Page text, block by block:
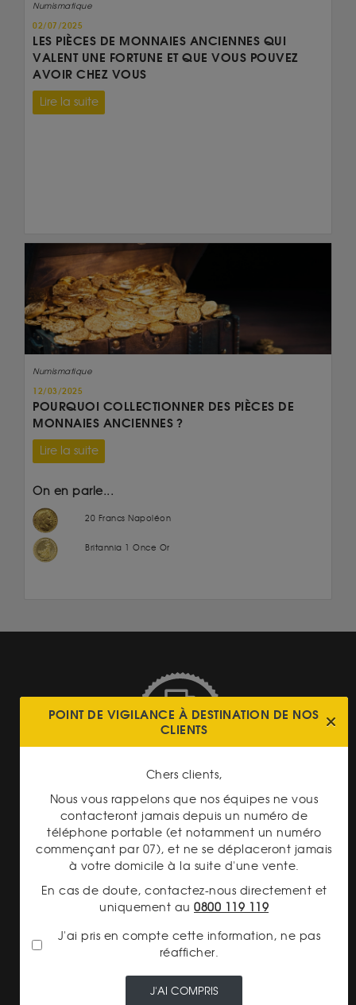
Numismatique
02/07/2025
LES PIÈCES DE MONNAIES ANCIENNES QUI
VALENT UNE FORTUNE ET QUE VOUS POUVEZ
AVOIR CHEZ VOUS
Lire la suite
Numismatique
12/03/2025
POURQUOI COLLECTIONNER DES PIÈCES DE
MONNAIES ANCIENNES ?
Lire la suite
On en parle...
20 Francs Napoléon
Britannia 1 Once Or
TRANSPARENCE DES
POINT DE VIGILANCE À DESTINATION DE NOS
CLIENTS
Chers clients,
Nous vous rappelons que nos équipes ne vous
contacteront jamais depuis un numéro de
téléphone portable (et notamment un numéro
commençant par 07), et ne se déplaceront jamais
à votre domicile à la suite d'une vente.
En cas de doute, contactez-nous directement et
uniquement au 0800 119 119
J'ai pris en compte cette information, ne pas
réafficher.
J'AI COMPRIS